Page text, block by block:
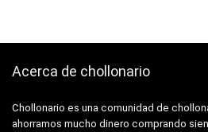
Acerca de chollonario
Chollonario es una comunidad de
ahorramos mucho dinero comprando